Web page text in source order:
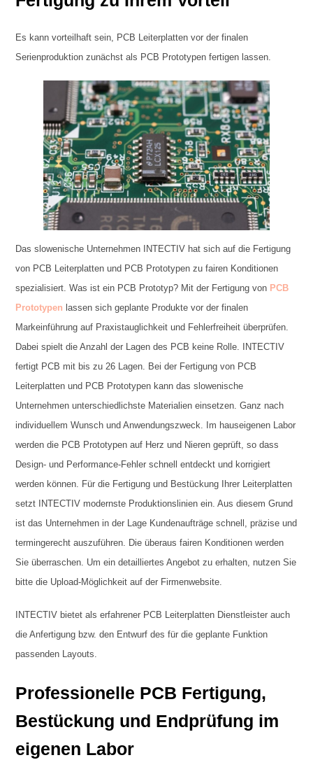
Es kann vorteilhaft sein, PCB Leiterplatten vor der finalen
Serienproduktion zunächst als PCB Prototypen fertigen lassen.
Das slowenische Unternehmen INTECTIV hat sich auf die Fertigung
von PCB Leiterplatten und PCB Prototypen zu fairen Konditionen
spezialisiert. Was ist ein PCB Prototyp? Mit der Fertigung von PCB
Prototypen lassen sich geplante Produkte vor der finalen
Markeinführung auf Praxistauglichkeit und Fehlerfreiheit überprüfen.
Dabei spielt die Anzahl der Lagen des PCB keine Rolle. INTECTIV
fertigt PCB mit bis zu 26 Lagen. Bei der Fertigung von PCB
Leiterplatten und PCB Prototypen kann das slowenische
Unternehmen unterschiedlichste Materialien einsetzen. Ganz nach
individuellem Wunsch und Anwendungszweck. Im hauseigenen Labor
werden die PCB Prototypen auf Herz und Nieren geprüft, so dass
Design- und Performance-Fehler schnell entdeckt und korrigiert
werden können. Für die Fertigung und Bestückung Ihrer Leiterplatten
setzt INTECTIV modernste Produktionslinien ein. Aus diesem Grund
ist das Unternehmen in der Lage Kundenaufträge schnell, präzise und
termingerecht auszuführen. Die überaus fairen Konditionen werden
Sie überraschen. Um ein detailliertes Angebot zu erhalten, nutzen Sie
bitte die Upload-Möglichkeit auf der Firmenwebsite.
INTECTIV bietet als erfahrener PCB Leiterplatten Dienstleister auch
die Anfertigung bzw. den Entwurf des für die geplante Funktion
passenden Layouts.
Professionelle PCB Fertigung,
Bestückung und Endprüfung im
eigenen Labor